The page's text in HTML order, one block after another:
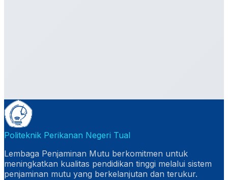
Politeknik Perikanan Negeri Tual
Lembaga Penjaminan Mutu berkomitmen untuk
meningkatkan kualitas pendidikan tinggi melalui sistem
penjaminan mutu yang berkelanjutan dan terukur.